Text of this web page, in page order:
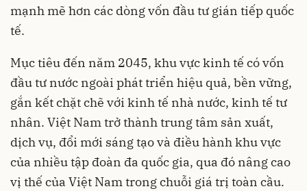
mạnh mẽ hơn các dòng vốn đầu tư gián tiếp quốc
tế.
Mục tiêu đến năm 2045, khu vực kinh tế có vốn
đầu tư nước ngoài phát triển hiệu quả, bền vững,
gắn kết chặt chẽ với kinh tế nhà nước, kinh tế tư
nhân. Việt Nam trở thành trung tâm sản xuất,
dịch vụ, đổi mới sáng tạo và điều hành khu vực
của nhiều tập đoàn đa quốc gia, qua đó nâng cao
vị thế của Việt Nam trong chuỗi giá trị toàn cầu.